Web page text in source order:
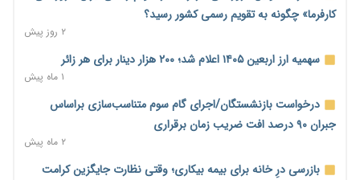
نماینده مجلس: توسعه مرزهای زمینی به راهبرد تأمین کالاهای
خانه کارگر قزوین: شکاف دستمزد و هزینه معیشت هر روز عمیق‌تر
می‌شود
رئیس سازمان امور مالیاتی: بلاگرهای پردرآمد مشمول پرداخت
مالیات هستند
کارفرما» چگونه به تقویم رسمی کشور رسید؟
۲ روز پیش
سهمیه ارز اربعین ۱۴۰۵ اعلام شد؛ ۲۰۰ هزار دینار برای هر زائر
۱ ماه پیش
درخواست بازنشستگان/اجرای گام سوم متناسب‌سازی براساس
جبران ۹۰ درصد افت ضریب زمان برقراری
۲ ماه پیش
بازرسی درِ خانه برای بیمه بیکاری؛ وقتی نظارت جایگزین کرامت